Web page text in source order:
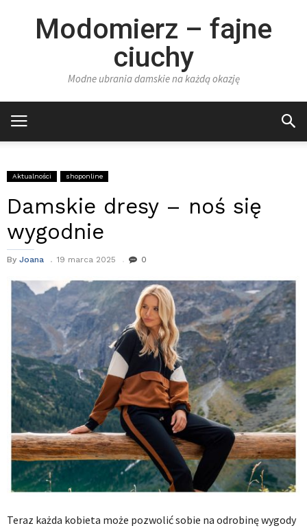
Modomierz – fajne
ciuchy
Modne ubrania damskie na każdą okazję
Aktualności shoponline
Damskie dresy – noś się
wygodnie
By Joana 19 marca 2025 0
Teraz każda kobieta może pozwolić sobie na odrobinę wygody